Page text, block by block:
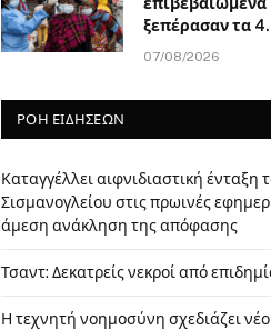
ξεπέρασαν τα
07/08/2026
ΡΟΗ ΕΙΔΗΣΕΩΝ
Καταγγέλλει αιφνιδιαστική ένταξη
Σισμανογλείου στις πρωινές
άμεση ανάκληση της απόφασης
Τσαντ: Δεκατρείς νεκροί από
Η τεχνητή νοημοσύνη σχεδιάζει